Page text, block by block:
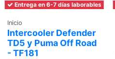
Entrega en 6-7 días laborables
Inicio
Intercooler Defender
TD5 y Puma Off Road
- TF181